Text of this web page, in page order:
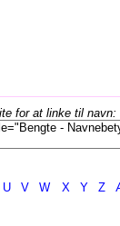
for at linke til navn:
U V W X Y Z